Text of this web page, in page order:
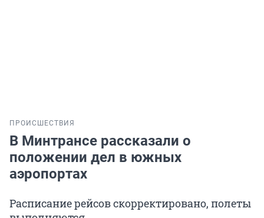
ПРОИСШЕСТВИЯ
В Минтрансе рассказали о
положении дел в южных
аэропортах
Расписание рейсов скорректировано, полеты